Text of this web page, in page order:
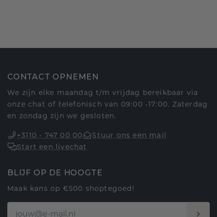
CONTACT OPNEMEN
We zijn elke maandag t/m vrijdag bereikbaar via
onze chat of telefonisch van 09:00 -17:00. Zaterdag
en zondag zijn we gesloten.
+3110 - 747 00 00
Stuur ons een mail
Start een livechat
BLIJF OP DE HOOGTE
Maak kans op €500 shoptegoed!